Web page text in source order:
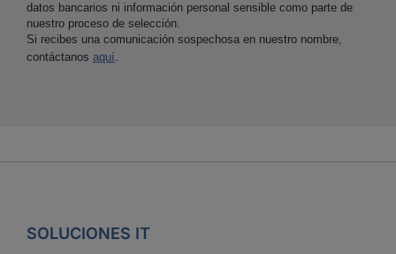
datos bancarios ni información personal sensible como parte de
nuestro proceso de selección.
Si recibes una comunicación sospechosa en nuestro nombre,
contáctanos aquí.
SOLUCIONES IT